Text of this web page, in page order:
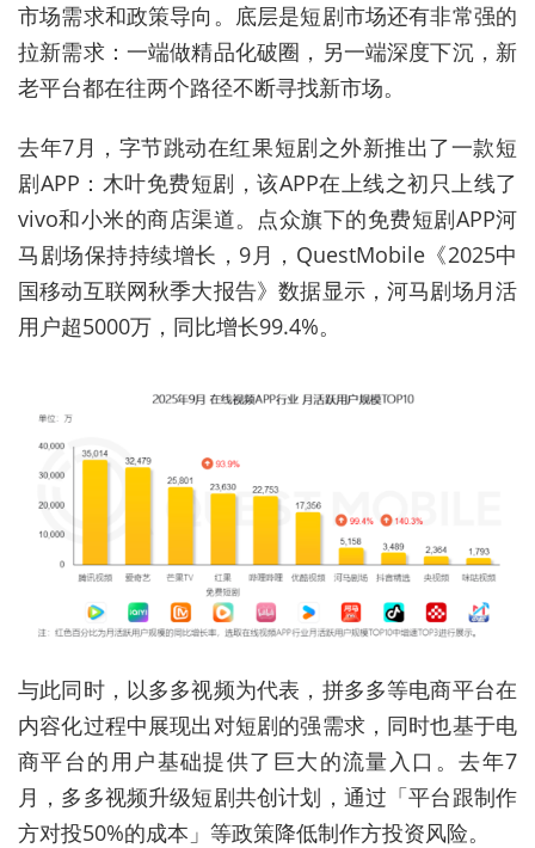
市场需求和政策导向。底层是短剧市场还有非常强的
拉新需求：一端做精品化破圈，另一端深度下沉，新
老平台都在往两个路径不断寻找新市场。
去年7月，字节跳动在红果短剧之外新推出了一款短
剧APP：木叶免费短剧，该APP在上线之初只上线了
vivo和小米的商店渠道。点众旗下的免费短剧APP河
马剧场保持持续增长，9月，QuestMobile《2025中
国移动互联网秋季大报告》数据显示，河马剧场月活
用户超5000万，同比增长99.4%。
与此同时，以多多视频为代表，拼多多等电商平台在
内容化过程中展现出对短剧的强需求，同时也基于电
商平台的用户基础提供了巨大的流量入口。去年7
月，多多视频升级短剧共创计划，通过「平台跟制作
方对投50%的成本」等政策降低制作方投资风险。